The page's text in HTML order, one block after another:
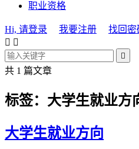
职业资格
Hi, 请登录 我要注册
找回密
 

共 1 篇文章
标签：大学生就业方
大学生就业方向